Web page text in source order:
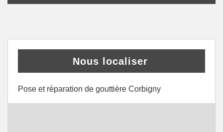
Nous localiser
Pose et réparation de gouttière Corbigny